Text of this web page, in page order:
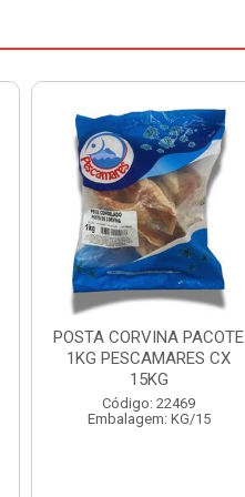
PESCADINHA ESPALMADA
PACOTE1KG
PESCAMARES CX 15KG
Código: 22472
Embalagem: KG/15